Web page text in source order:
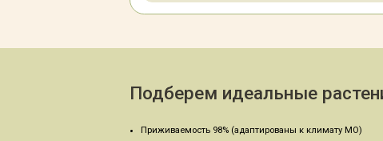
Подберем идеальные
Приживаемость 98% (адаптированы к климату МО)